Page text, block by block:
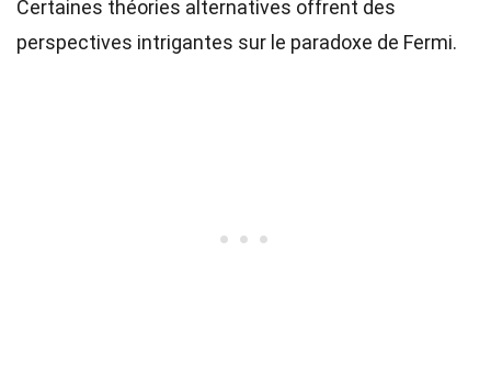
Certaines théories alternatives offrent des
perspectives intrigantes sur le paradoxe de Fermi.